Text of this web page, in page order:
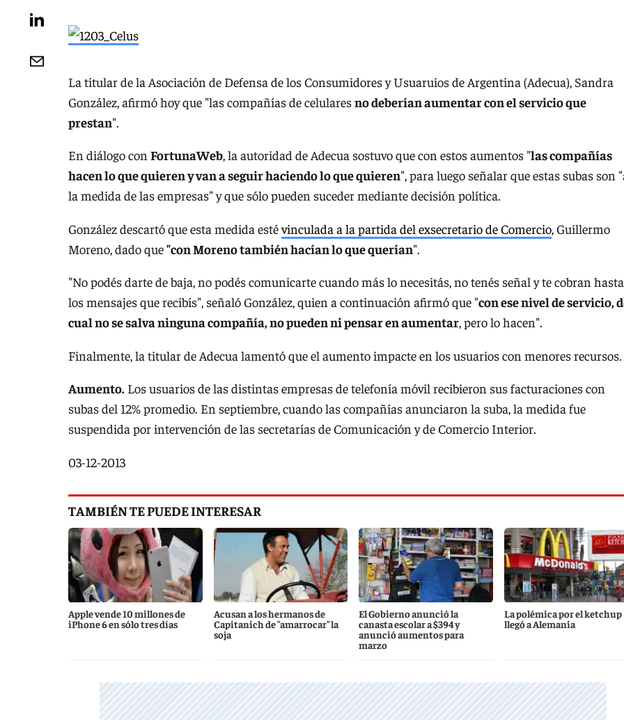
La titular de la Asociación de Defensa de los Consumidores y Usuaruios de Argentina (Adecua), Sandra
González, afirmó hoy que "las compañías de celularesno deberían aumentar con el servicio que
prestan".
En diálogo con FortunaWeb, la autoridad de Adecua sostuvo que con estos aumentos "las compañías
hacen lo que quieren y van a seguir haciendo lo que quieren", para luego señalar que estas subas son
la medida de las empresas" y que sólo pueden suceder mediante decisión política.
González descartó que esta medida estévinculada a la partida del exsecretario de Comercio, Guillermo
Moreno, dado que"con Moreno también hacían lo que querían".
"No podés darte de baja, no podés comunicarte cuando más lo necesitás, no tenés señal y te cobran hasta
los mensajes que recibís", señaló González, quien a continuación afirmó que "con ese nivel de servicio,
cual no se salva ninguna compañía, no pueden ni pensar en aumentar, pero lo hacen".
Finalmente, la titular de Adecua lamentó que el aumento impacte en los usuarios con menores recursos.
Aumento. Los usuarios de las distintas empresas de telefonía móvil recibieron sus facturaciones con
subas del 12% promedio. En septiembre, cuando las compañías anunciaron la suba, la medida fue
suspendida por intervención de las secretarías de Comunicación y de Comercio Interior.
03-12-2013
TAMBIÉN TE PUEDE INTERESAR
Apple vende 10 millones de
iPhone 6 en sólo tres días
Acusan a los hermanos de
Capitanich de "amarrocar" la
soja
El Gobierno anunció la
canasta escolar a $394 y
anunció aumentos para
marzo
La polémica por el ketchup
llegó a Alemania